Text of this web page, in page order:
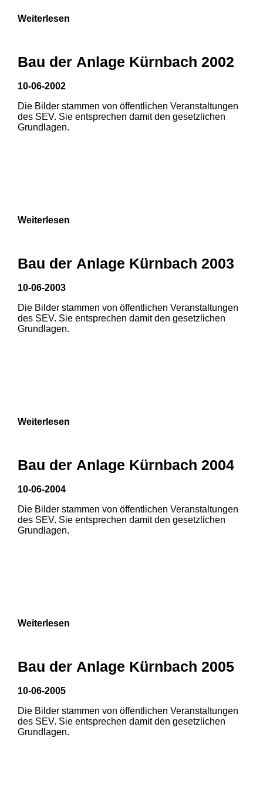
3
1 2 3
Weiterlesen
Bau der Anlage Kürnbach 2002
10-06-2002
Die Bilder stammen von öffentlichen Veranstaltungen
des SEV. Sie entsprechen damit den gesetzlichen
Grundlagen.
Weiterlesen
Bau der Anlage Kürnbach 2003
10-06-2003
Die Bilder stammen von öffentlichen Veranstaltungen
des SEV. Sie entsprechen damit den gesetzlichen
Grundlagen.
Weiterlesen
Bau der Anlage Kürnbach 2004
10-06-2004
Die Bilder stammen von öffentlichen Veranstaltungen
des SEV. Sie entsprechen damit den gesetzlichen
Grundlagen.
Weiterlesen
Bau der Anlage Kürnbach 2005
10-06-2005
Die Bilder stammen von öffentlichen Veranstaltungen
des SEV. Sie entsprechen damit den gesetzlichen
Grundlagen.